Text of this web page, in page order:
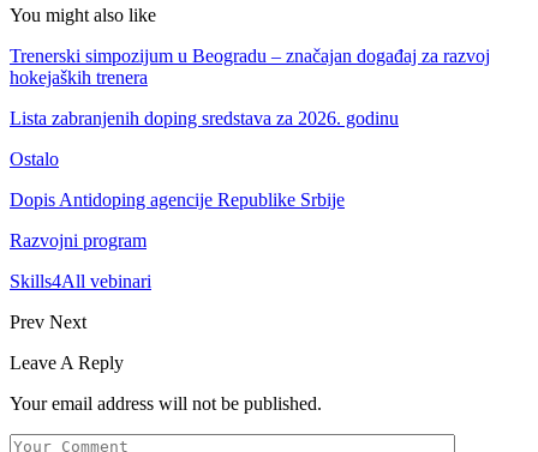
You might also like
Trenerski simpozijum u Beogradu – značajan događaj za razvoj
hokejaških trenera
Lista zabranjenih doping sredstava za 2026. godinu
Ostalo
Dopis Antidoping agencije Republike Srbije
Razvojni program
Skills4All vebinari
Prev Next
Leave A Reply
Your email address will not be published.